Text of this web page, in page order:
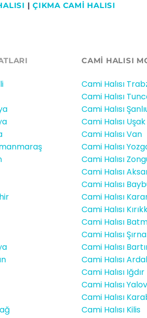
| ÇIKMA CAMİ HALISI
CAMİ HALISI
Cami Halısı
Cami Halısı
Cami Halısı
Cami Halısı Uşak
Cami Halısı Van
Cami Halısı
Cami Halısı
Cami Halısı
Cami Halısı
Cami Halısı
Cami Halısı
Cami Halısı
Cami Halısı
Cami Halısı
Cami Halısı
Cami Halısı Iğdır
Cami Halısı
Cami Halısı
Cami Halısı Kilis